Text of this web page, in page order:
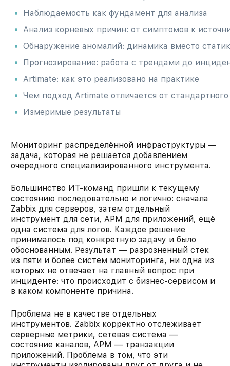
Наблюдаемость как фундамент для анализа
Анализ корневых причин: от симптомов к
Обнаружение аномалий: динамика вместо
Прогнозирование: работа с трендами до
Artimate: как это реализовано на практике
Чем подход Artimate отличается от стандартного
Измеримые результаты
Мониторинг распределённой инфраструктуры —
задача, которая не решается добавлением
очередного специализированного инструмента.
Большинство ИТ-команд пришли к текущему
состоянию последовательно и логично: сначала
Zabbix для серверов, затем отдельный
инструмент для сети, APM для приложений, ещё
одна система для логов. Каждое решение
принималось под конкретную задачу и было
обоснованным. Результат — разрозненный стек
из пяти и более систем мониторинга, ни одна из
которых не отвечает на главный вопрос при
инциденте: что происходит с бизнес-сервисом и
в каком компоненте причина.
Проблема не в качестве отдельных
инструментов. Zabbix корректно отслеживает
серверные метрики, сетевая система —
состояние каналов, APM — транзакции
приложений. Проблема в том, что эти